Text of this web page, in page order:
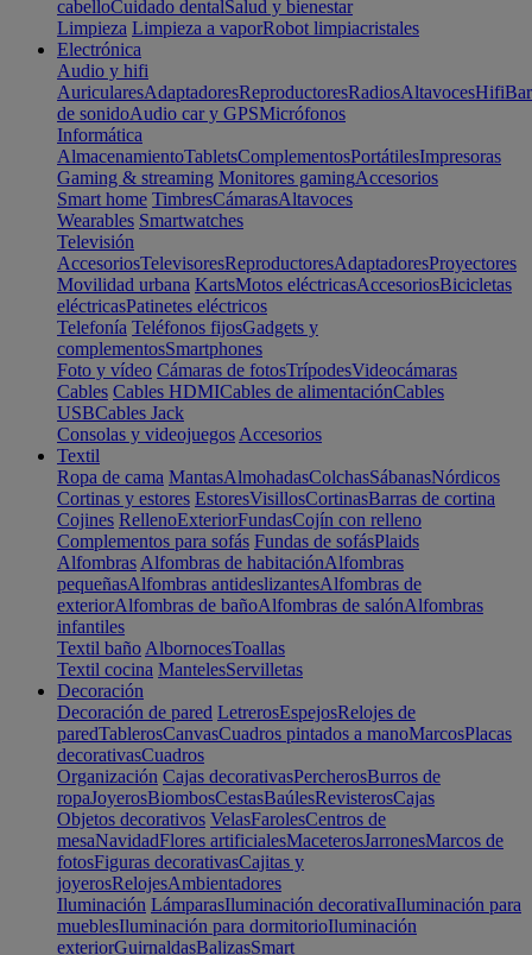
cabelloCuidado dentalSalud y bienestar
Limpieza Limpieza a vaporRobot limpiacristales
Electrónica
Audio y hifi
AuricularesAdaptadoresReproductoresRadiosAltavocesHifi
de sonidoAudio car y GPSMicrófonos
Informática
AlmacenamientoTabletsComplementosPortátilesImpresoras
Gaming & streaming Monitores gamingAccesorios
Smart home TimbresCámarasAltavoces
Wearables Smartwatches
Televisión
AccesoriosTelevisoresReproductoresAdaptadoresProyectores
Movilidad urbana KartsMotos eléctricasAccesoriosBicicletas
eléctricasPatinetes eléctricos
Telefonía Teléfonos fijosGadgets y
complementosSmartphones
Foto y vídeo Cámaras de fotosTrípodesVideocámaras
Cables Cables HDMICables de alimentaciónCables
USBCables Jack
Consolas y videojuegos Accesorios
Textil
Ropa de cama MantasAlmohadasColchasSábanasNórdicos
Cortinas y estores EstoresVisillosCortinasBarras de cortina
Cojines RellenoExteriorFundasCojín con relleno
Complementos para sofás Fundas de sofásPlaids
Alfombras Alfombras de habitaciónAlfombras
pequeñasAlfombras antideslizantesAlfombras de
exteriorAlfombras de bañoAlfombras de salónAlfombras
infantiles
Textil baño AlbornocesToallas
Textil cocina MantelesServilletas
Decoración
Decoración de pared LetrerosEspejosRelojes de
paredTablerosCanvasCuadros pintados a manoMarcosPlacas
decorativasCuadros
Organización Cajas decorativasPercherosBurros de
ropaJoyerosBiombosCestasBaúlesRevisterosCajas
Objetos decorativos VelasFarolesCentros de
mesaNavidadFlores artificialesMaceterosJarronesMarcos de
fotosFiguras decorativasCajitas y
joyerosRelojesAmbientadores
Iluminación LámparasIluminación decorativaIluminación para
mueblesIluminación para dormitorioIluminación
exteriorGuirnaldasBalizasSmart